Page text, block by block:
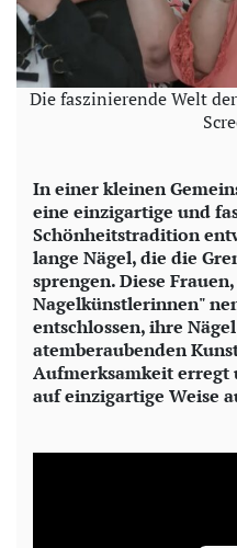
Die faszinierende Welt
In einer kleinen
eine einzigartige und
Schönheitstradition
lange Nägel, die die
sprengen. Diese
Nagelkünstlerinnen"
entschlossen, ihre
atemberaubenden
Aufmerksamkeit erregt
auf einzigartige Weise